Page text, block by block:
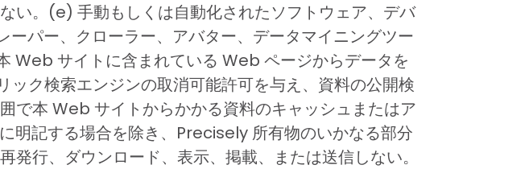
い。(e) 手動もしくは自動化されたソフトウェア、デバ
パー、クローラー、アバター、データマイニングツー
Web サイトに含まれている Web ページからデータを
ク検索エンジンの取消可能許可を与え、資料の公開検
で本 Web サイトからかかる資料のキャッシュまたはア
明記する場合を除き、Precisely 所有物のいかなる部分
行、ダウンロード、表示、掲載、または送信しない。